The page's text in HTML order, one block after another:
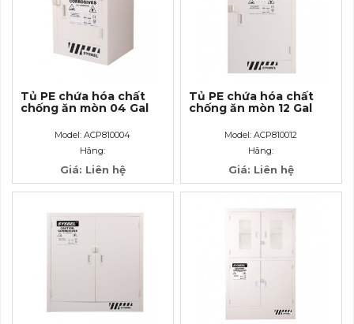
Tủ PE chứa hóa chất
chống ăn mòn 04 Gal
Model: ACP810004
Hãng:
Giá: Liên hệ
Tủ PE chứa hóa chất
chống ăn mòn 12 Gal
Model: ACP810012
Hãng:
Giá: Liên hệ